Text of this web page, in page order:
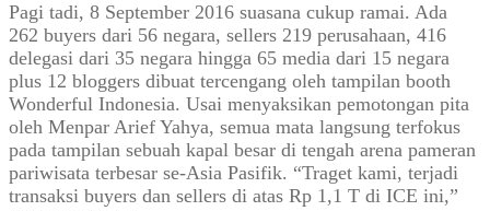
Pagi tadi, 8 September 2016 suasana cukup ramai. Ada
262 buyers dari 56 negara, sellers 219 perusahaan, 416
delegasi dari 35 negara hingga 65 media dari 15 negara
plus 12 bloggers dibuat tercengang oleh tampilan booth
Wonderful Indonesia. Usai menyaksikan pemotongan pita
oleh Menpar Arief Yahya, semua mata langsung terfokus
pada tampilan sebuah kapal besar di tengah arena pameran
pariwisata terbesar se-Asia Pasifik. “Traget kami, terjadi
transaksi buyers dan sellers di atas Rp 1,1 T di ICE ini,”